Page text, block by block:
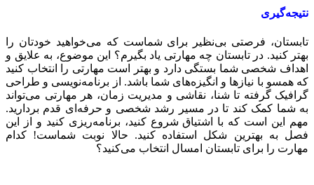
فرصتی بی‌نظیر برای شماست که می‌خواهید خودتان را
کنید. در تابستان چه مهارتی یاد بگیرم؟ این موضوع، به علایق و
شخصی شما بستگی دارد و بهتر است مهارتی را انتخاب کنید
همسو با نیازها و انگیزه‌های شما باشد. از برنامه‌نویسی و طراحی
گرفته تا شنا، نقاشی و مدیریت زمان، هر مهارتی می‌تواند
شما کمک کند تا در مسیر رشد شخصی و حرفه‌ای قدم بردارید.
این است که با اشتیاق شروع کنید، برنامه‌ریزی کنید و از این
به بهترین شکل استفاده کنید. حالا نوبت شماست! کدام
را برای تابستان امسال انتخاب می‌کنید؟